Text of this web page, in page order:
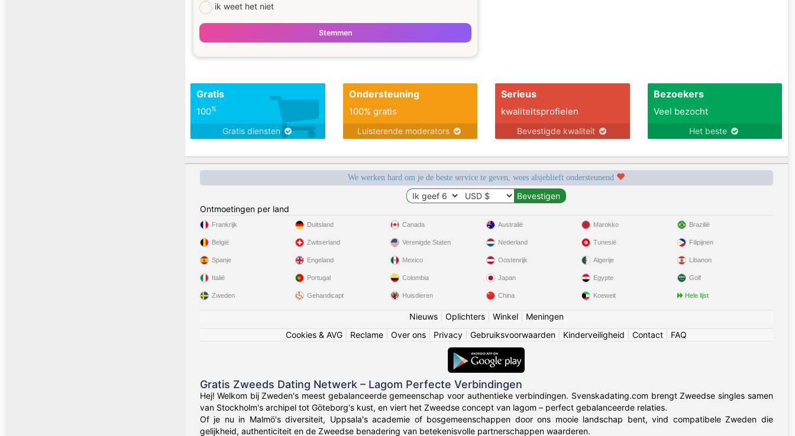
ik weet het niet
Stemmen
Gratis
100%
Gratis diensten
Ondersteuning
100% gratis
Luisterende moderators
Serieus
kwaliteitsprofielen
Bevestigde kwaliteit
Bezoekers
Veel bezocht
Het beste
We werken hard om je de beste service te geven, wees alsjeblieft ondersteunend
Ontmoetingen per land
Frankrijk
België
Spanje
Italië
Zweden
Duitsland
Zwitserland
Engeland
Portugal
Gehandicapt
Canada
Verenigde Staten
Mexico
Colombia
Huisdieren
Australië
Nederland
Oostenrijk
Japan
China
Marokko
Tunesië
Algerije
Egypte
Koeweit
Brazilië
Filipijnen
Libanon
Golf
Hele lijst
Nieuws| Oplichters| Winkel| Meningen
Cookies & AVG
Reclame Over ons Privacy Gebruiksvoorwaarden Kinderveiligheid Contact FAQ
Gratis Zweeds Dating Netwerk – Lagom Perfecte Verbindingen
Hej! Welkom bij Zweden's meest gebalanceerde gemeenschap voor authentieke verbindingen. Svenskadating.com brengt Zweedse singles samen
van Stockholm's archipel tot Göteborg's kust, en viert het Zweedse concept van lagom – perfect gebalanceerde relaties.
Of je nu in Malmö's diversiteit, Uppsala's academie of bosgemeenschappen door ons mooie landschap bent, vind compatibele Zweden die
gelijkheid, authenticiteit en de Zweedse benadering van betekenisvolle partnerschappen waarderen.